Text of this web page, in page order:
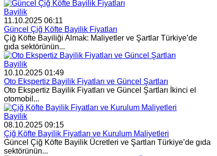
Bayilik
11.10.2025 06:11
Güncel Çiğ Köfte Bayilik Fiyatları
Çiğ Köfte Bayiliği Almak: Maliyetler ve Şartlar Türkiye’de
gıda sektörünün...
Bayilik
10.10.2025 01:49
Oto Ekspertiz Bayilik Fiyatları ve Güncel Şartları
Oto Ekspertiz Bayilik Fiyatları ve Güncel Şartları İkinci el
otomobil...
Bayilik
08.10.2025 09:15
Çiğ Köfte Bayilik Fiyatları ve Kurulum Maliyetleri
Güncel Çiğ Köfte Bayilik Ücretleri ve Şartları Türkiye’de gıda
sektörünün...